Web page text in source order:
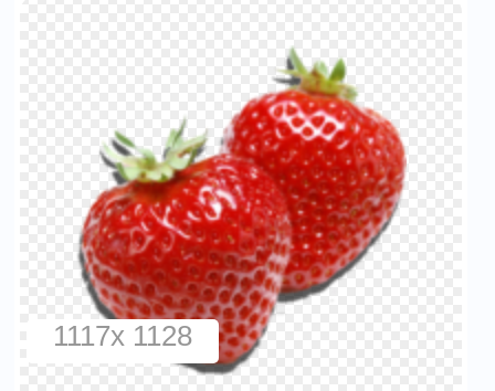
1117x 1128